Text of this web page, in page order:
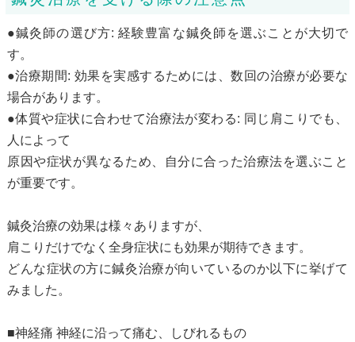
●鍼灸師の選び方: 経験豊富な鍼灸師を選ぶことが大切で
す。
●治療期間: 効果を実感するためには、数回の治療が必要な
場合があります。
●体質や症状に合わせて治療法が変わる: 同じ肩こりでも、
人によって
原因や症状が異なるため、自分に合った治療法を選ぶこと
が重要です。
鍼灸治療の効果は様々ありますが、
肩こりだけでなく全身症状にも効果が期待できます。
どんな症状の方に鍼灸治療が向いているのか以下に挙げて
みました。
■神経痛 神経に沿って痛む、しびれるもの